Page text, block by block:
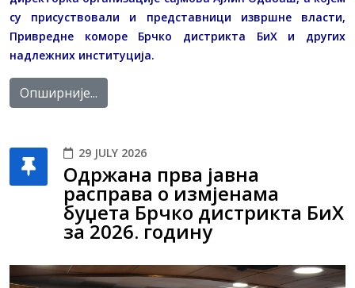
су присуствовали и представници извршне власти,
Привредне коморе Брчко дистрикта БиХ и других
надлежних институција.
Опширније...
29 JULY 2026
Одржана прва јавна
расправа о измјенама
буџета Брчко дистрикта БиХ
за 2026. годину